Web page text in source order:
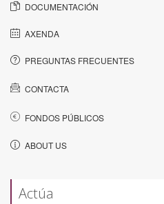
DOCUMENTACIÓN
AXENDA
PREGUNTAS FRECUENTES
CONTACTA
FONDOS PÚBLICOS
ABOUT US
Actúa